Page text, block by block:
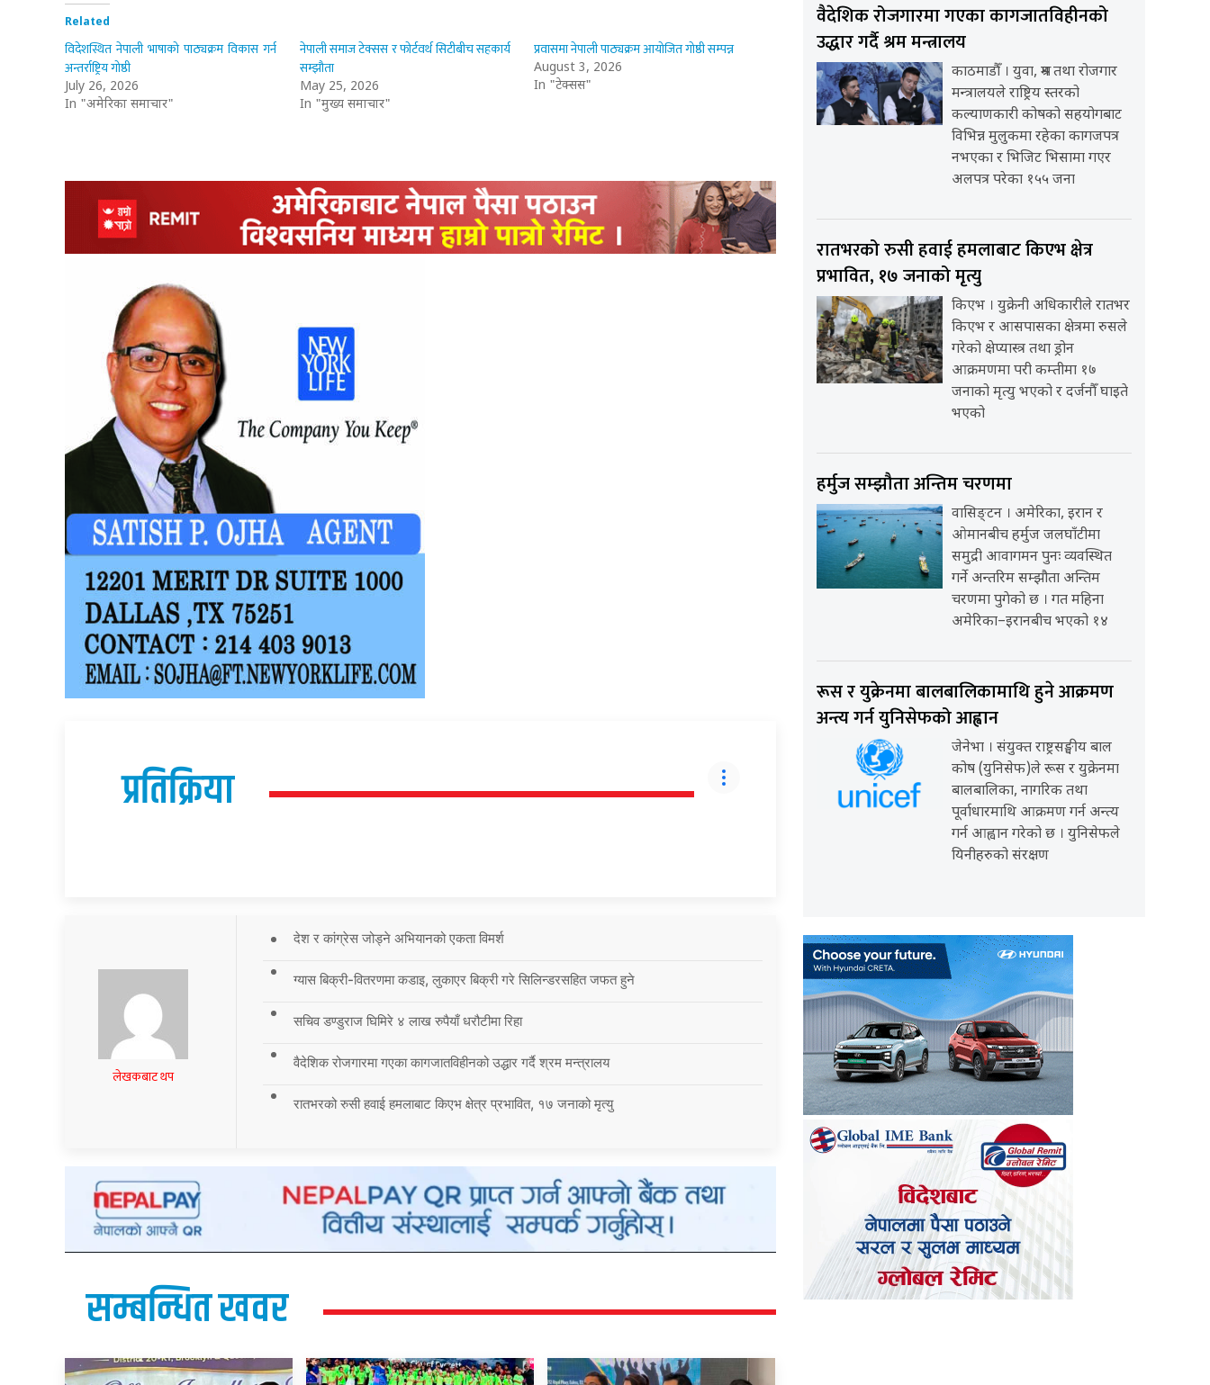
Related
विदेशस्थित नेपाली भाषाको पाठ्यक्रम विकास गर्न
अन्तर्राष्ट्रिय गोष्ठी
July 26, 2026
In "अमेरिका समाचार"
नेपाली समाज टेक्सस र फोर्टवर्थ सिटीबीच सहकार्य
सम्झौता
May 25, 2026
In "मुख्य समाचार"
प्रवासमा नेपाली पाठ्यक्रम आयोजित गोष्ठी सम्पन्न
August 3, 2026
In "टेक्सस"
प्रतिक्रिया
लेखकबाट थप
देश र कांग्रेस जोड्ने अभियानको एकता विमर्श
ग्यास बिक्री-वितरणमा कडाइ, लुकाएर बिक्री गरे सिलिन्डरसहित जफत हुने
सचिव डण्डुराज घिमिरे ४ लाख रुपैयाँ धरौटीमा रिहा
वैदेशिक रोजगारमा गएका कागजातविहीनको उद्धार गर्दै श्रम मन्त्रालय
रातभरको रुसी हवाई हमलाबाट किएभ क्षेत्र प्रभावित, १७ जनाको मृत्यु
सम्बन्धित खवर
वैदेशिक रोजगारमा गएका कागजातविहीनको
उद्धार गर्दै श्रम मन्त्रालय
काठमाडौँ । युवा, श्रम तथा रोजगार
मन्त्रालयले राष्ट्रिय स्तरको
कल्याणकारी कोषको सहयोगबाट
विभिन्न मुलुकमा रहेका कागजपत्र
नभएका र भिजिट भिसामा गएर
अलपत्र परेका १५५ जना
रातभरको रुसी हवाई हमलाबाट किएभ क्षेत्र
प्रभावित, १७ जनाको मृत्यु
किएभ । युक्रेनी अधिकारीले रातभर
किएभ र आसपासका क्षेत्रमा रुसले
गरेको क्षेप्यास्त्र तथा ड्रोन
आक्रमणमा परी कम्तीमा १७
जनाको मृत्यु भएको र दर्जनौँ घाइते
भएको
हर्मुज सम्झौता अन्तिम चरणमा
वासिङ्टन । अमेरिका, इरान र
ओमानबीच हर्मुज जलघाँटीमा
समुद्री आवागमन पुनः व्यवस्थित
गर्ने अन्तरिम सम्झौता अन्तिम
चरणमा पुगेको छ । गत महिना
अमेरिका–इरानबीच भएको १४
रूस र युक्रेनमा बालबालिकामाथि हुने आक्रमण
अन्त्य गर्न युनिसेफको आह्वान
जेनेभा । संयुक्त राष्ट्रसङ्घीय बाल
कोष (युनिसेफ)ले रूस र युक्रेनमा
बालबालिका, नागरिक तथा
पूर्वाधारमाथि आक्रमण गर्न अन्त्य
गर्न आह्वान गरेको छ । युनिसेफले
यिनीहरुको संरक्षण